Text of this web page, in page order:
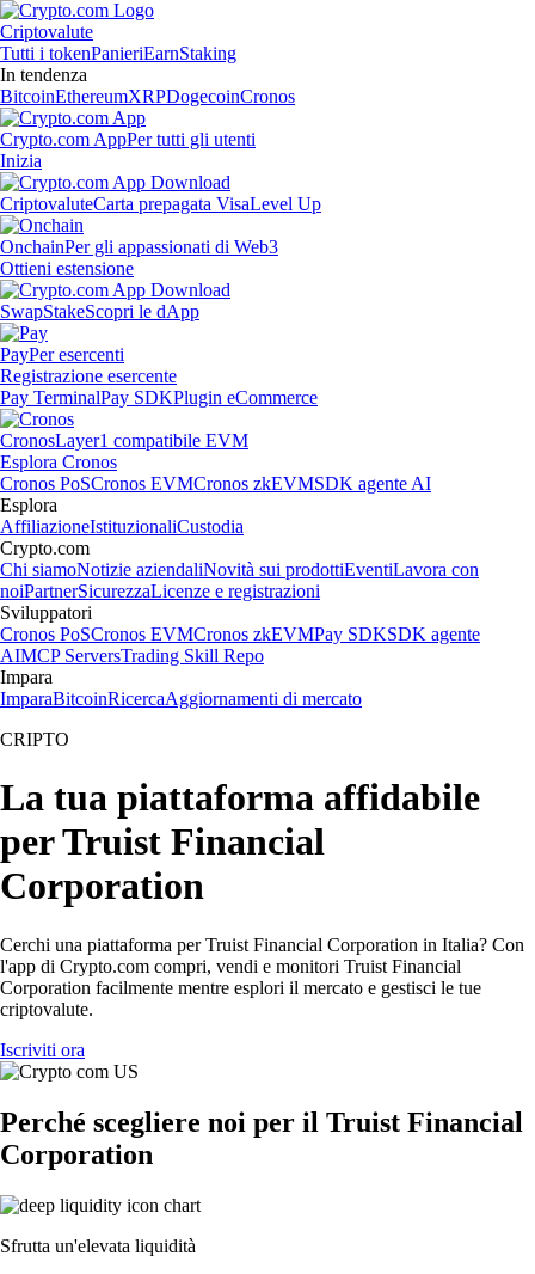
Criptovalute
Tutti i tokenPanieriEarnStaking
In tendenza
BitcoinEthereumXRPDogecoinCronos
Crypto.com AppPer tutti gli utenti
Inizia
CriptovaluteCarta prepagata VisaLevel Up
OnchainPer gli appassionati di Web3
Ottieni estensione
SwapStakeScopri le dApp
PayPer esercenti
Registrazione esercente
Pay TerminalPay SDKPlugin eCommerce
CronosLayer1 compatibile EVM
Esplora Cronos
Cronos PoSCronos EVMCronos zkEVMSDK agente AI
Esplora
AffiliazioneIstituzionaliCustodia
Crypto.com
Chi siamoNotizie aziendaliNovità sui prodottiEventiLavora con
noiPartnerSicurezzaLicenze e registrazioni
Sviluppatori
Cronos PoSCronos EVMCronos zkEVMPay SDKSDK agente
AIMCP ServersTrading Skill Repo
Impara
ImparaBitcoinRicercaAggiornamenti di mercato
CRIPTO
La tua piattaforma affidabile
per Truist Financial
Corporation
Cerchi una piattaforma per Truist Financial Corporation in Italia? Con
l'app di Crypto.com compri, vendi e monitori Truist Financial
Corporation facilmente mentre esplori il mercato e gestisci le tue
criptovalute.
Iscriviti ora
Perché scegliere noi per il Truist Financial
Corporation
Sfrutta un'elevata liquidità